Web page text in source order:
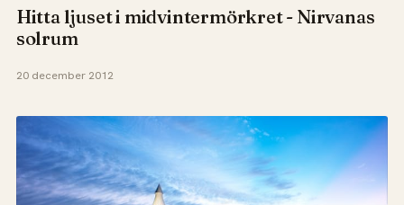
Hitta ljuset i midvintermörkret - Nirvanas
solrum
20 december 2012